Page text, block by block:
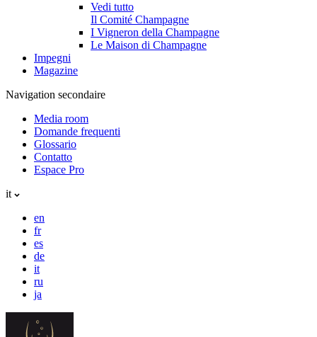
Vedi tutto
Il Comité Champagne
I Vigneron della Champagne
Le Maison di Champagne
Impegni
Magazine
Navigation secondaire
Media room
Domande frequenti
Glossario
Contatto
Espace Pro
it
en
fr
es
de
it
ru
ja